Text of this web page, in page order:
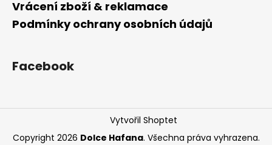
Vrácení zboží & reklamace
Podmínky ochrany osobních údajů
Facebook
Vytvořil Shoptet
Copyright 2026 Dolce Hafana. Všechna práva vyhrazena.